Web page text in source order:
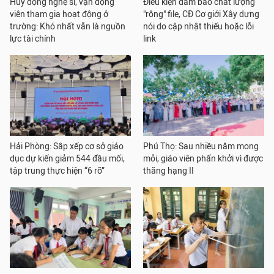
Huy động nghệ sĩ, vận động
viên tham gia hoạt động ở
trường: Khó nhất vẫn là nguồn
lực tài chính
Điều kiện đảm bảo chất lượng
"rỗng" file, CĐ Cơ giới Xây dựng
nói do cập nhật thiếu hoặc lỗi
link
Hải Phòng: Sắp xếp cơ sở giáo
dục dự kiến giảm 544 đầu mối,
tập trung thực hiện “6 rõ”
Phú Thọ: Sau nhiều năm mong
mỏi, giáo viên phấn khởi vì được
thăng hạng II